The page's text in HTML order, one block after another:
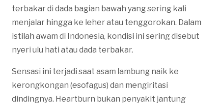
terbakar di dada bagian bawah yang sering kali
menjalar hingga ke leher atau tenggorokan. Dalam
istilah awam di Indonesia, kondisi ini sering disebut
nyeri ulu hati atau dada terbakar.
Sensasi ini terjadi saat asam lambung naik ke
kerongkongan (esofagus) dan mengiritasi
dindingnya. Heartburn bukan penyakit jantung